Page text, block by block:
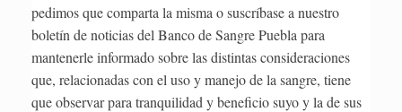
pedimos que comparta la misma o suscríbase a nuestro
boletín de noticias del Banco de Sangre Puebla para
mantenerle informado sobre las distintas consideraciones
que, relacionadas con el uso y manejo de la sangre, tiene
que observar para tranquilidad y beneficio suyo y la de sus